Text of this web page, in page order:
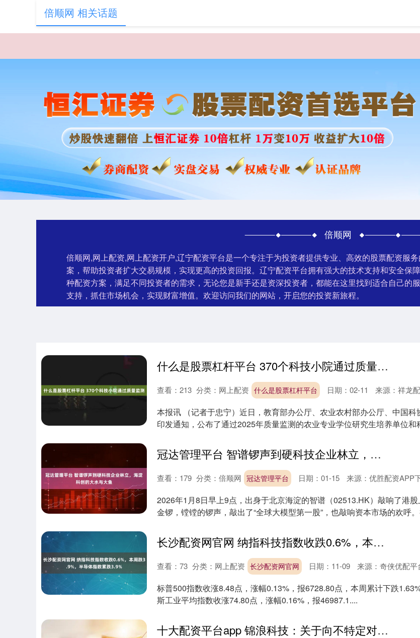
倍顺网
倍顺网,网上配资,网上配资开户,辽宁配资平台是一个专注于为投资者提供专业、高效的股票配资服
案，帮助投资者扩大交易规模，实现更高的投资回报。辽宁配资平台拥有强大的技术支持和安全保
种配资方案，满足不同投资者的需求，无论您是新手还是资深投资者，都能在这里找到适合自己的
支持，抓住市场机会，实现财富增值。欢迎访问我们的网站，开启您的投资新旅程。
倍顺网 相关话题
什么是股票杠杆平台 370个科技小院通过质量监测
什么是股票杠杆平台 日期：02-11 来源：祥龙
查看： 213 分类： 网上配资
本报讯 （记者于忠宁）近日，教育部办公厅、农业农村部办公厅、中国科
印发通知，公布了通过2025年质量监测的农业专业学位研究生培养单位和
冠达管理平台 智谱锣声到硬科技企业林立，海淀科创的大水与大鱼
冠达管理平台 日期：01-15 来源：优胜配资APP
查看： 179 分类： 倍顺网
2026年1月8日早上9点，出身于北京海淀的智谱（02513.HK）敲响了港股
金锣，镗镗的锣声，敲出了“全球大模型第一股”，也敲响资本市场的欢呼
长沙配资网官网 纳指科技指数收跌0.6%，本周跌3.9%，半导体指数累跌3.9%
长沙配资网官网 日期：11-09 来源：奇侠优配平
查看： 73 分类： 网上配资
标普500指数收涨8.48点，涨幅0.13%，报6728.80点，本周累计下跌
斯工业平均指数收涨74.80点，涨幅0.16%，报46987.1....
十大配资平台app 锦浪科技：关于向不特定对象发行可转换公司债券申请获得中国证券监督管理委员会同意注册批复的公告